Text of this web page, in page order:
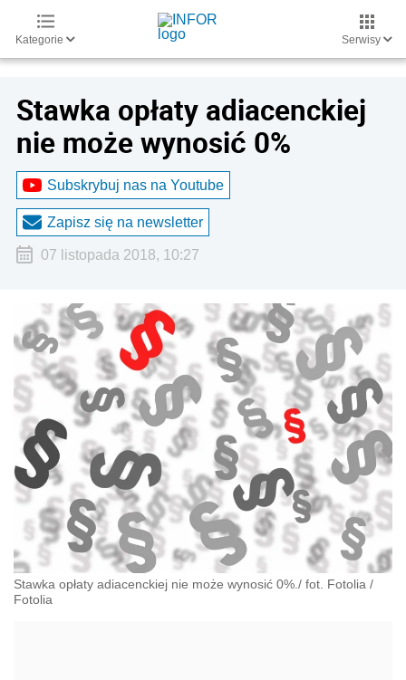
Kategorie Serwisy
Stawka opłaty adiacenckiej
nie może wynosić 0%
Subskrybuj nas na Youtube
Zapisz się na newsletter
07 listopada 2018, 10:27
Stawka opłaty adiacenckiej nie może wynosić 0%./ fot. Fotolia /
Fotolia